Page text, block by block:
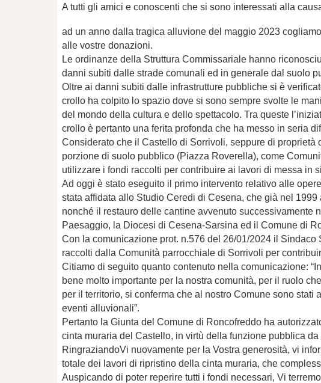
A tutti gli amici e conoscenti che si sono interessati alla
ad un anno dalla tragica alluvione del maggio 2023
alle vostre donazioni.
Le ordinanze della Struttura Commissariale hanno
danni subiti dalle strade comunali ed in generale dal suolo
Oltre ai danni subiti dalle infrastrutture pubbliche si è
crollo ha colpito lo spazio dove si sono sempre svolte le
del mondo della cultura e dello spettacolo. Tra queste
crollo è pertanto una ferita profonda che ha messo in seria
Considerato che il Castello di Sorrivoli, seppure di
porzione di suolo pubblico (Piazza Roverella), come
utilizzare i fondi raccolti per contribuire ai lavori di messa in
Ad oggi è stato eseguito il primo intervento relativo alle
stata affidata allo Studio Ceredi di Cesena, che già nel
nonché il restauro delle cantine avvenuto successivamente
Paesaggio, la Diocesi di Cesena-Sarsina ed il Comune di
Con la comunicazione prot. n.576 del 26/01/2024 il
raccolti dalla Comunità parrocchiale di Sorrivoli per
Citiamo di seguito quanto contenuto nella comunicazione:
bene molto importante per la nostra comunità, per il ruolo
per il territorio, si conferma che al nostro Comune sono
eventi alluvionali”.
Pertanto la Giunta del Comune di Roncofreddo ha
cinta muraria del Castello, in virtù della funzione pubblica da
RingraziandoVi nuovamente per la Vostra generosità, vi
totale dei lavori di ripristino della cinta muraria, che
Auspicando di poter reperire tutti i fondi necessari, Vi